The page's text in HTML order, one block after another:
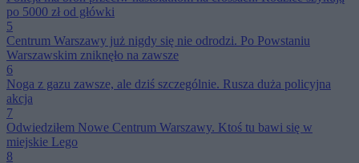
po 5000 zł od główki
5
Centrum Warszawy już nigdy się nie odrodzi. Po Powstaniu
Warszawskim zniknęło na zawsze
6
Noga z gazu zawsze, ale dziś szczególnie. Rusza duża policyjna
akcja
7
Odwiedziłem Nowe Centrum Warszawy. Ktoś tu bawi się w
miejskie Lego
8